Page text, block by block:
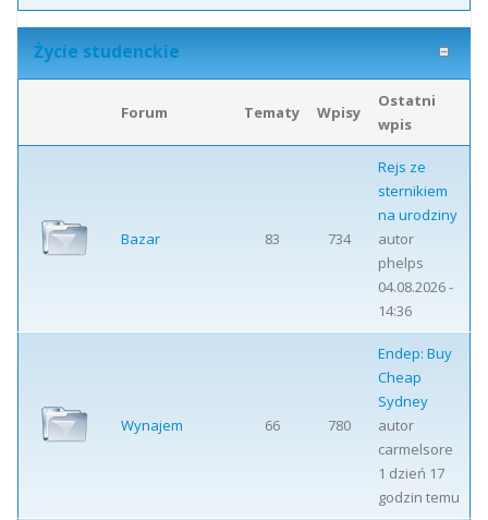
Życie studenckie
Forum Tematy Wpisy
Ostatni
wpis
Bazar 83 734
Rejs ze
sternikiem
na urodziny
autor
phelps
04.08.2026 -
14:36
Wynajem 66 780
Endep: Buy
Cheap
Sydney
autor
carmelsore
1 dzień 17
godzin temu